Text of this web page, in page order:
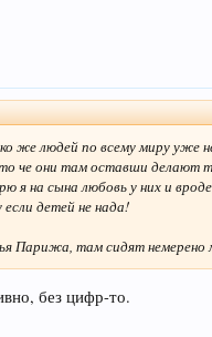
же людей по всему миру
че они там оставши
я на сына любовь у них и
детей не нада!
Парижа, там сидят немерено
без цифр-то.